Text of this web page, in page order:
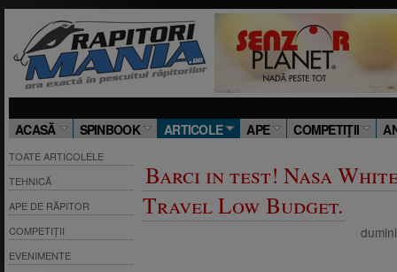
ACASĂ SPINBOOK ARTICOLE APE COMPETIŢII
TOATE ARTICOLELE
TEHNICĂ
APE DE RĂPITOR
COMPETIȚII
EVENIMENTE
Barci in test! Nasa
Travel Low Budget.